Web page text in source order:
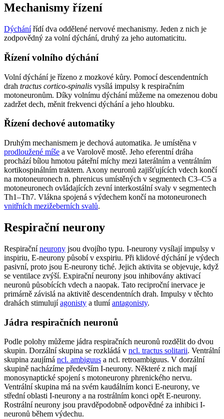
Mechanismy řízení
Dýchánířídí dva oddělené nervové mechanismy. Jeden z nich je
zodpovědný za volní dýchání, druhý za jeho automaticitu.
Řízení volního dýchání
Volní dýchání je řízeno z mozkové kůry. Pomocí descendentních
drah tractus cortico-spinalis vysílá impulsy k respiračním
motoneuronům. Díky volnímu dýchání můžeme na omezenou dobu
zadržet dech, měnit frekvenci dýchání a jeho hloubku.
Řízení dechové automatiky
Druhým mechanismem je dechová automatika. Je umístěna v
prodloužené míše a ve Varolově mostě. Jeho eferentní dráha
prochází bílou hmotou páteřní míchy mezi laterálním a ventrálním
kortikospinálním traktem. Axony neuronů zajišťujících vdech končí
na motoneuronech n. phrenicus umístěných v segmentech C3–C5 a
motoneuronech ovládajících zevní interkostální svaly v segmentech
Th1–Th7. Vlákna spojená s výdechem končí na motoneuronech
vnitřních mezižeberních svalů.
Respirační neurony
Respiračníneurony jsou dvojího typu. I-neurony vysílají impulsy v
inspiriu, E-neurony působí v exspiriu. Při klidové dýchání je výdech
pasivní, proto jsou E-neurony tiché. Jejich aktivita se objevuje, když
se ventilace zvýší. Expirační neurony jsou inhibovány aktivací
neuronů působících vdech a naopak. Tato reciproční inervace je
primárně závislá na aktivitě descendentních drah. Impulsy v těchto
drahách stimulujíagonisty a tlumíantagonisty.
Jádra respiračních neuronů
Podle polohy můžeme jádra respiračních neuronů rozdělit do dvou
skupin. Dorzální skupina se rozkládá v ncl. tractus solitarii. Ventrální
skupina zaujímá ncl. ambiguus a ncl. retroambiguus. V dorzální
skupině nacházíme především I-neurony. Některé z nich mají
monosynaptické spojení s motoneurony phrenického nervu.
Ventrální skupina má na svém kaudálním konci E-neurony, ve
střední oblasti I-neurony a na rostrálním konci opět E-neurony.
Rostrální neurony jsou pravděpodobně odpovědné za inhibici I-
neuronů během výdechu.